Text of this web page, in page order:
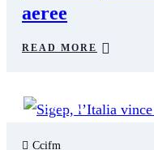
aeree
READ MORE
26 GEN
Ccifm